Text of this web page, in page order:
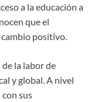
a la educación a
que el
positivo.
la labor de
y global. A nivel
sus